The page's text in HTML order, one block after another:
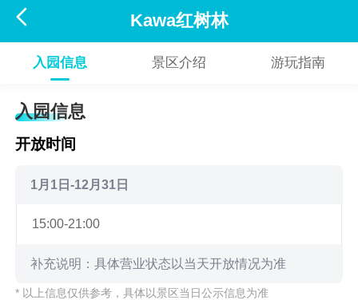
 Kawa红树林
入园信息 景区介绍 游玩指南
入园信息
开放时间
1月1日-12月31日
15:00-21:00
补充说明：具体营业状态以当天开放情况为准
* 以上信息仅供参考，具体以景区当日公示信息为准